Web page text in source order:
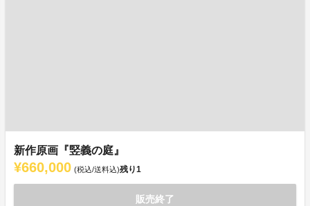
新作原画『竪義の庭』
¥660,000 (税込/送料込)残り1
販売終了